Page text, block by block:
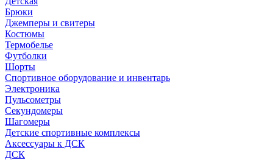
Брюки
Джемперы и свитеры
Костюмы
Термобелье
Футболки
Шорты
Спортивное оборудование и инвентарь
Электроника
Пульсометры
Секундомеры
Шагомеры
Детские спортивные комплексы
Аксессуары к ДСК
ДСК